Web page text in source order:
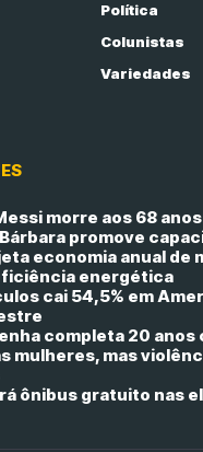
Política
Colunistas
Variedades
morre aos 68
Bárbara promove
economia anual de
energética
cai 54,5% em
completa 20 anos
mulheres, mas
ônibus gratuito nas